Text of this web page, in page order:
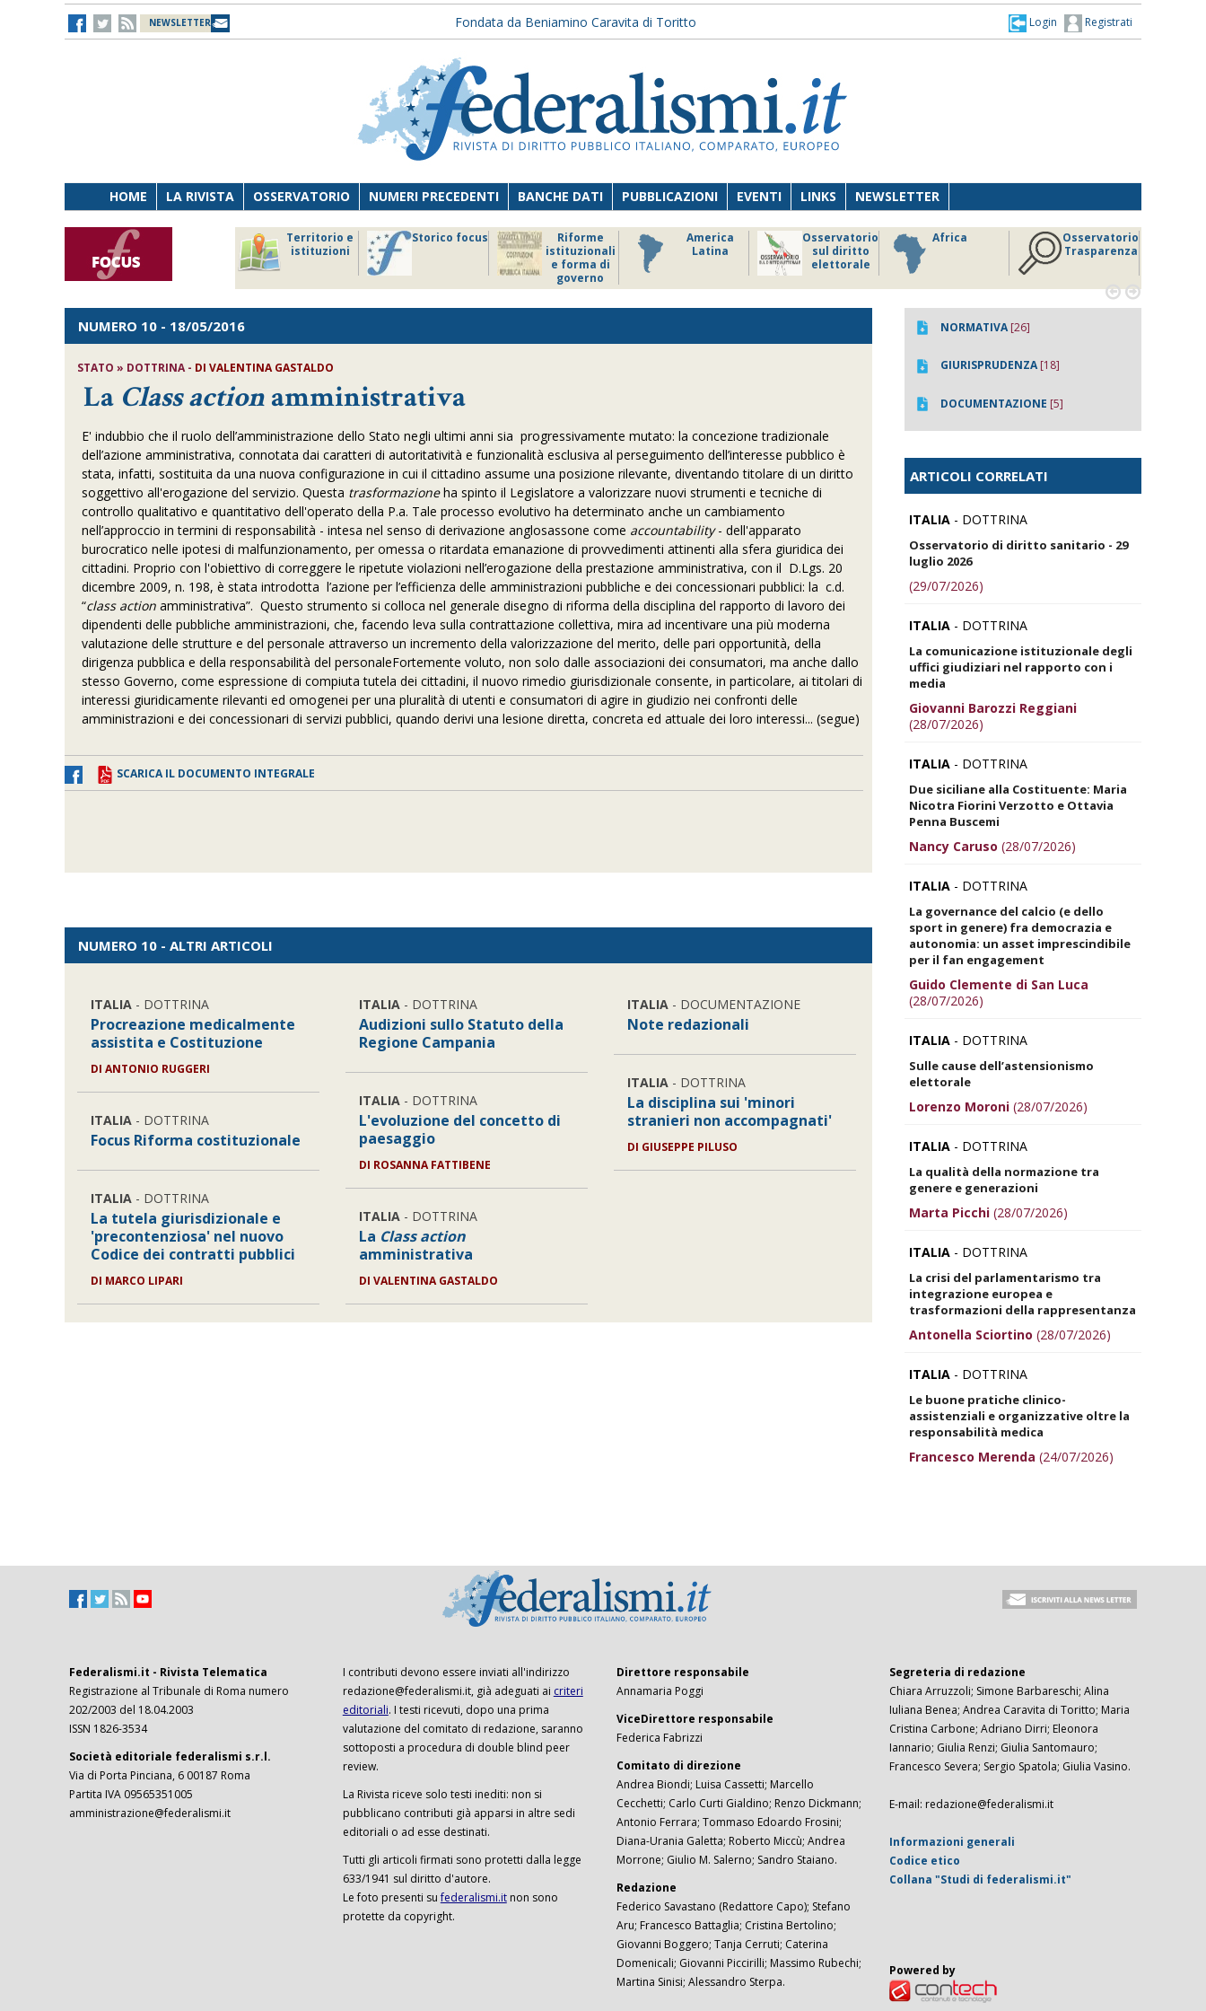
NEWSLETTER Fondata da Beniamino Caravita di Toritto Registrati
Login
HOME LA RIVISTA OSSERVATORIO NUMERI PRECEDENTI BANCHE DATI PUBBLICAZIONI EVENTI LINKS NEWSLETTER
Territorio e
istituzioni
Storico focus
Riforme
istituzionali
e forma di
governo
America
Latina
Osservatorio
sul diritto
elettorale
Africa
Osservatorio
Trasparenza
 
NUMERO 10 - 18/05/2016
STATO » DOTTRINA - DIVALENTINA GASTALDO
La Class actionamministrativa
E' indubbio che il ruolo dell’amministrazione dello Stato negli ultimi anni sia progressivamente mutato: la concezione tradizionale
dell’azione amministrativa, connotata dai caratteri di autoritatività e funzionalità esclusiva al perseguimento dell’interesse pubblico è
stata, infatti, sostituita da una nuova configurazione in cui il cittadino assume una posizione rilevante, diventando titolare di un diritto
soggettivo all'erogazione del servizio. Questa trasformazioneha spinto il Legislatore a valorizzare nuovi strumenti e tecniche di
controllo qualitativo e quantitativo dell'operato della P.a. Tale processo evolutivo ha determinato anche un cambiamento
nell’approccio in termini di responsabilità - intesa nel senso di derivazione anglosassone come accountability- dell'apparato
burocratico nelle ipotesi di malfunzionamento, per omessa o ritardata emanazione di provvedimenti attinenti alla sfera giuridica dei
cittadini. Proprio con l'obiettivo di correggere le ripetute violazioni nell’erogazione della prestazione amministrativa, con il D.Lgs. 20
dicembre 2009, n. 198, è stata introdotta l’azione per l’efficienza delle amministrazioni pubbliche e dei concessionari pubblici: la c.d.
“class action amministrativa”. Questo strumento si colloca nel generale disegno di riforma della disciplina del rapporto di lavoro dei
dipendenti delle pubbliche amministrazioni, che, facendo leva sulla contrattazione collettiva, mira ad incentivare una più moderna
valutazione delle strutture e del personale attraverso un incremento della valorizzazione del merito, delle pari opportunità, della
dirigenza pubblica e della responsabilità del personaleFortemente voluto, non solo dalle associazioni dei consumatori, ma anche dallo
stesso Governo, come espressione di compiuta tutela dei cittadini, il nuovo rimedio giurisdizionale consente, in particolare, ai titolari di
interessi giuridicamente rilevanti ed omogenei per una pluralità di utenti e consumatori di agire in giudizio nei confronti delle
amministrazioni e dei concessionari di servizi pubblici, quando derivi una lesione diretta, concreta ed attuale dei loro interessi... (segue)
SCARICA IL DOCUMENTO INTEGRALE
NUMERO 10 - ALTRI ARTICOLI
ITALIA - DOTTRINA
Procreazione medicalmente
assistita e Costituzione
DIANTONIO RUGGERI
ITALIA - DOTTRINA
Focus Riforma costituzionale
ITALIA - DOTTRINA
La tutela giurisdizionale e
'precontenziosa' nel nuovo
Codice dei contratti pubblici
DI MARCO LIPARI
ITALIA - DOTTRINA
Audizioni sullo Statuto della
Regione Campania
ITALIA - DOTTRINA
L'evoluzione del concetto di
paesaggio
DI ROSANNA FATTIBENE
ITALIA - DOTTRINA
La Class action
amministrativa
DIVALENTINA GASTALDO
ITALIA- DOCUMENTAZIONE
Note redazionali
ITALIA- DOTTRINA
La disciplina sui 'minori
stranieri non accompagnati'
DI GIUSEPPE PILUSO
NORMATIVA[26]
GIURISPRUDENZA[18]
DOCUMENTAZIONE [5]
ARTICOLI CORRELATI
ITALIA - DOTTRINA
Osservatorio di diritto sanitario - 29
luglio 2026
(29/07/2026)
ITALIA - DOTTRINA
La comunicazione istituzionale degli
uffici giudiziari nel rapporto con i
media
Giovanni Barozzi Reggiani
(28/07/2026)
ITALIA - DOTTRINA
Due siciliane alla Costituente: Maria
Nicotra Fiorini Verzotto e Ottavia
Penna Buscemi
Nancy Caruso (28/07/2026)
ITALIA - DOTTRINA
La governance del calcio (e dello
sport in genere) fra democrazia e
autonomia: un asset imprescindibile
per il fan engagement
Guido Clemente di San Luca
(28/07/2026)
ITALIA - DOTTRINA
Sulle cause dell’astensionismo
elettorale
Lorenzo Moroni (28/07/2026)
ITALIA - DOTTRINA
La qualità della normazione tra
genere e generazioni
Marta Picchi (28/07/2026)
ITALIA - DOTTRINA
La crisi del parlamentarismo tra
integrazione europea e
trasformazioni della rappresentanza
Antonella Sciortino (28/07/2026)
ITALIA - DOTTRINA
Le buone pratiche clinico-
assistenziali e organizzative oltre la
responsabilità medica
Francesco Merenda (24/07/2026)
Federalismi.it - Rivista Telematica
Registrazione al Tribunale di Roma numero
202/2003 del 18.04.2003
ISSN 1826-3534
Società editoriale federalismi s.r.l.
Via di Porta Pinciana, 6 00187 Roma
Partita IVA 09565351005
amministrazione@federalismi.it
I contributi devono essere inviati all'indirizzo
redazione@federalismi.it, già adeguati ai criteri
editoriali. I testi ricevuti, dopo una prima
valutazione del comitato di redazione, saranno
sottoposti a procedura di double blind peer
review.
La Rivista riceve solo testi inediti: non si
pubblicano contributi già apparsi in altre sedi
editoriali o ad esse destinati.
Tutti gli articoli firmati sono protetti dalla legge
633/1941 sul diritto d'autore.
Le foto presenti sufederalismi.itnon sono
protette da copyright.
Direttore responsabile
Annamaria Poggi
ViceDirettore responsabile
Federica Fabrizzi
Comitato di direzione
Andrea Biondi; Luisa Cassetti; Marcello
Cecchetti; Carlo Curti Gialdino; Renzo Dickmann;
Antonio Ferrara; Tommaso Edoardo Frosini;
Diana-Urania Galetta; Roberto Miccù; Andrea
Morrone; Giulio M. Salerno; Sandro Staiano.
Redazione
Federico Savastano (Redattore Capo); Stefano
Aru; Francesco Battaglia; Cristina Bertolino;
Giovanni Boggero; Tanja Cerruti; Caterina
Domenicali; Giovanni Piccirilli; Massimo Rubechi;
Martina Sinisi; Alessandro Sterpa.
Segreteria di redazione
Chiara Arruzzoli; Simone Barbareschi; Alina
Iuliana Benea; Andrea Caravita di Toritto; Maria
Cristina Carbone; Adriano Dirri; Eleonora
Iannario; Giulia Renzi; Giulia Santomauro;
Francesco Severa; Sergio Spatola; Giulia Vasino.
E-mail: redazione@federalismi.it
Informazioni generali
Codice etico
Collana "Studi di federalismi.it"
Powered by